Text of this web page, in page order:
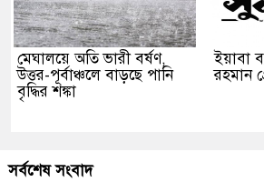
মেঘালয়ে অতি ভারী বর্ষণ,
উত্তর-পূর্বাঞ্চলে বাড়ছে পানি
বৃদ্ধির শঙ্কা
ইয়াবা
রহমান
সর্বশেষ সংবাদ